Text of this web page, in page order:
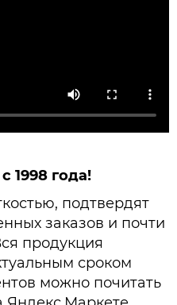
1998 года!
подтвердят
заказов и почти
продукция
сроком
можно почитать